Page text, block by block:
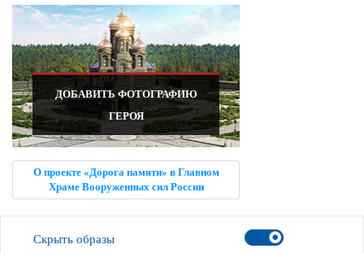
ДОБАВИТЬ ФОТОГРАФИЮ
ГЕРОЯ
О проекте «Дорога памяти» в Главном
Храме Вооруженных сил России
Скрыть образы